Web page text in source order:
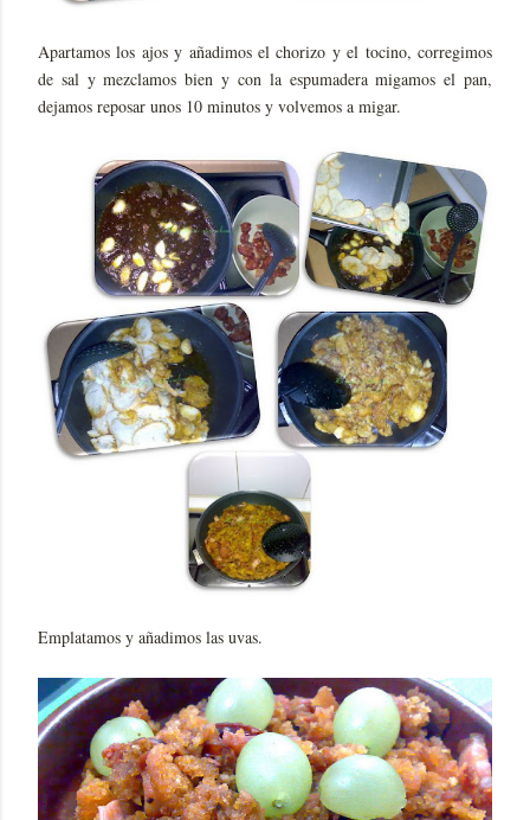
Apartamos los ajos y añadimos el chorizo y el tocino, corregimos
de sal y mezclamos bien y con la espumadera migamos el pan,
dejamos reposar unos 10 minutos y volvemos a migar.
Emplatamos y añadimos las uvas.